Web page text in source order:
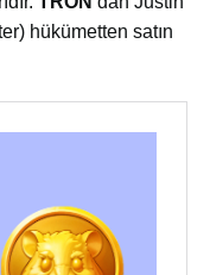
hükümetten satın